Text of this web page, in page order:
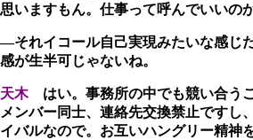
思いますもん。仕事って呼んでいいの
―それイコール自己実現みたいな感じ
感が生半可じゃないね。
天木はい。事務所の中でも競い合うこ
メンバー同士、連絡先交換禁止ですし
イバルなので。お互いハングリー精神